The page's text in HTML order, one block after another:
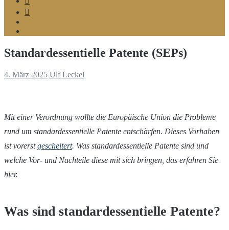
Standardessentielle Patente (SEPs)
4. März 2025 Ulf Leckel
Mit einer Verordnung wollte die Europäische Union die Probleme
rund um standardessentielle Patente entschärfen. Dieses Vorhaben
ist vorerstgescheitert. Was standardessentielle Patente sind und
welche Vor- und Nachteile diese mit sich bringen, das erfahren Sie
hier.
Was sind standardessentielle Patente?